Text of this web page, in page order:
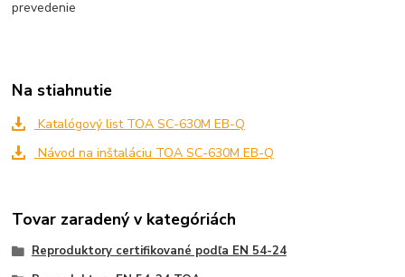
prevedenie
Na stiahnutie
Katalógový list TOA SC-630M EB-Q
Návod na inštaláciu TOA SC-630M EB-Q
Tovar zaradený v kategóriách
Reproduktory certifikované podľa EN 54-24